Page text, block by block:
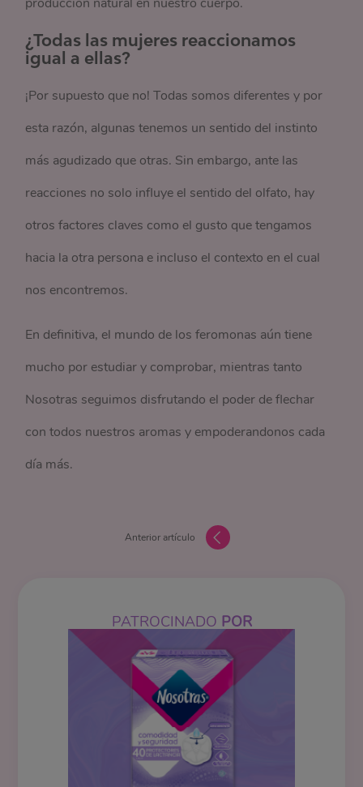
¿Todas las mujeres reaccionamos
igual a ellas?
¡Por supuesto que no! Todas somos diferentes y por
esta razón, algunas tenemos un sentido del instinto
más agudizado que otras. Sin embargo, ante las
reacciones no solo influye el sentido del olfato, hay
otros factores claves como el gusto que tengamos
hacia la otra persona e incluso el contexto en el cual
nos encontremos.
En definitiva, el mundo de los feromonas aún tiene
mucho por estudiar y comprobar, mientras tanto
Nosotras seguimos disfrutando el poder de flechar
con todos nuestros aromas y empoderandonos cada
día más.
Anterior artículo
PATROCINADO POR